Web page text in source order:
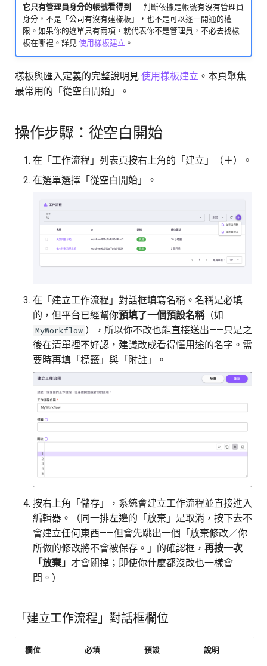
它只有管理員身分的帳號看得到 ——判斷依據是帳號有沒有管理員
身分，不是「公司有沒有建樣板」，也不是可以逐一開通的權
限。如果你的選單只有兩項，就代表你不是管理員，不必去找樣
板在哪裡。詳見使用樣板建立 。
樣板與匯入定義的完整說明見 使用樣板建立 。本頁聚焦
最常用的「從空白開始」。
操作步驟：從空白開始
在「工作流程」列表頁按右上角的「建立」（＋）。
在選單選擇「從空白開始」。
在「建立工作流程」對話框填寫名稱。名稱是必填
的，但平台已經幫你預填了一個預設名稱（如
MyWorkflow ），所以你不改也能直接送出——只是之
後在清單裡不好認，建議改成看得懂用途的名字。需
要時再填「標籤」與「附註」。
按右上角「儲存」，系統會建立工作流程並直接進入
編輯器。（同一排左邊的「放棄」是取消，按下去不
會建立任何東西——但會先跳出一個「放棄修改／你
所做的修改將不會被保存。」的確認框， 再按一次
「放棄」 才會關掉；即使你什麼都沒改也一樣會
問。）
「建立工作流程」對話框欄位
欄位 必填 預設 說明